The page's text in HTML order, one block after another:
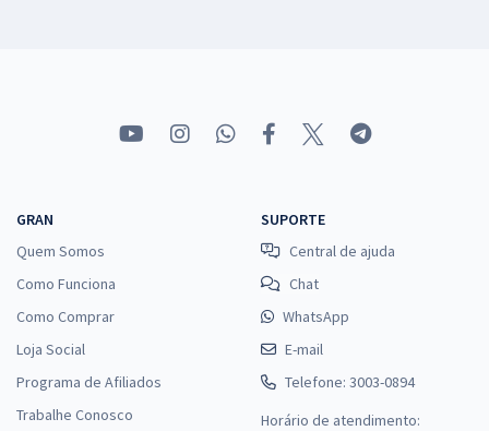
GRAN
Quem Somos
Como Funciona
Como Comprar
Loja Social
Programa de Afiliados
Trabalhe Conosco
SUPORTE
Central de ajuda
Chat
WhatsApp
E-mail
Telefone: 3003-0894
Horário de atendimento: